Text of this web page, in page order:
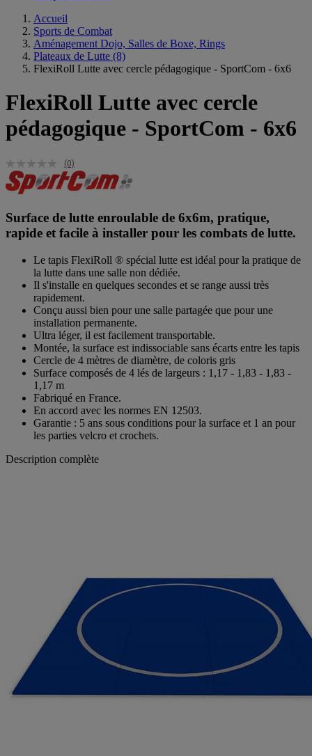
Accueil
Sports de Combat
Aménagement Dojo, Salles de Boxe, Rings
Plateaux de Lutte (8)
FlexiRoll Lutte avec cercle pédagogique - SportCom - 6x6
FlexiRoll Lutte avec cercle
pédagogique - SportCom - 6x6
(0)
Surface de lutte enroulable de 6x6m, pratique,
rapide et facile à installer pour les combats de lutte.
Le tapis FlexiRoll ® spécial lutte est idéal pour la pratique de
la lutte dans une salle non dédiée.
Il s'installe en quelques secondes et se range aussi très
rapidement.
Conçu aussi bien pour une salle partagée que pour une
installation permanente.
Ultra léger, il est facilement transportable.
Montée, la surface est indissociable sans écarts entre les tapis
Cercle de 4 mètres de diamètre, de coloris gris
Surface composés de 4 lés de largeurs : 1,17 - 1,83 - 1,83 -
1,17 m
Fabriqué en France.
En accord avec les normes EN 12503.
Garantie : 5 ans sous conditions pour la surface et 1 an pour
les parties velcro et crochets.
Description complète